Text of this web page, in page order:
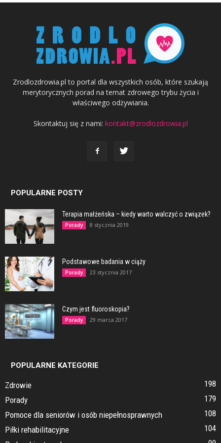
Zrodlozdrowia.pl to portal dla wszystkich osób, które szukają
merytorycznych porad na temat zdrowego trybu życia i
właściwego odżywiania.
Skontaktuj się z nami: kontakt@zrodlozdrowia.pl
POPULARNE POSTY
Terapia małżeńska – kiedy warto walczyć o związek?
Porady 8 stycznia 2019
Podstawowe badania w ciąży
Porady 23 stycznia 2017
Czym jest fluoroskopia?
Porady 29 marca 2017
POPULARNE KATEGORIE
Zdrowie
198
Porady
179
Pomoce dla seniorów i osób niepełnosprawnych
108
Piłki rehabilitacyjne
104